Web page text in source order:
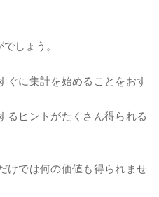
しょう。
ぐに集計を始めることをおす
るヒントがたくさん得られる
けでは何の価値も得られませ